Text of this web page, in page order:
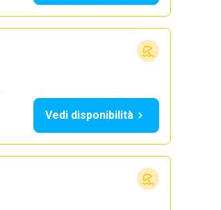
Vedi disponibilità